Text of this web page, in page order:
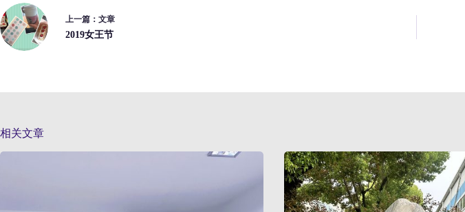
上一篇： 文章
2019女王节
相关文章